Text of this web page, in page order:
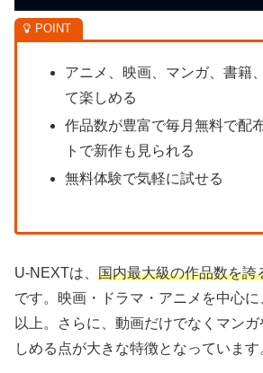
アニメ、映画、マンガ、書籍
て楽しめる
作品数が豊富で毎月無料で配
トで新作も見られる
無料体験で気軽に試せる
U-NEXTは、 国内最大級の作品数を誇
です。映画・ドラマ・アニメを中心
以上。さらに、動画だけでなくマン
しめる点が大きな特徴となっています